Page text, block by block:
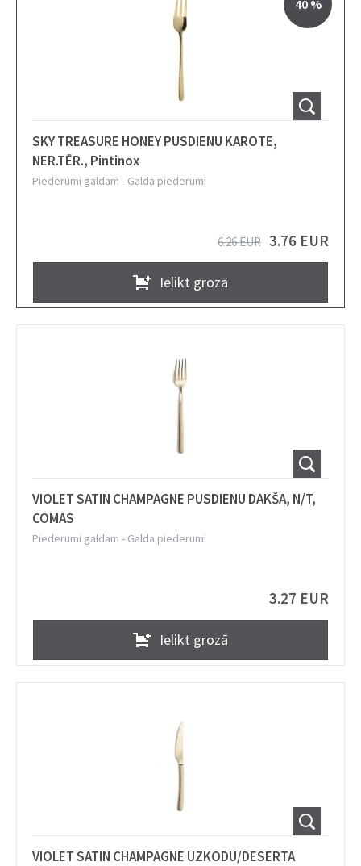
40 %
SKY TREASURE HONEY PUSDIENU KAROTE,
NER.TĒR., Pintinox
Piederumi galdam - Galda piederumi
3.76 EUR
6.26 EUR
Ielikt grozā
VIOLET SATIN CHAMPAGNE PUSDIENU DAKŠA, N/T,
COMAS
Piederumi galdam - Galda piederumi
3.27 EUR
Ielikt grozā
VIOLET SATIN CHAMPAGNE UZKODU/DESERTA